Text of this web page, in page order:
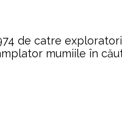
de catre
mumiile în